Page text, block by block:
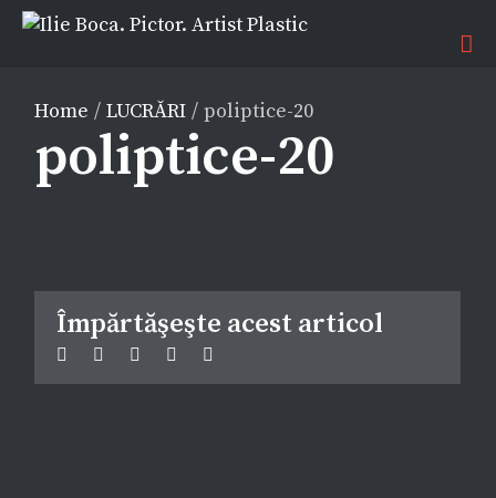
Home / LUCRĂRI / poliptice-20
poliptice-20
Împărtăşeşte acest articol
Facebook
Twitter LinkedinGoogle+